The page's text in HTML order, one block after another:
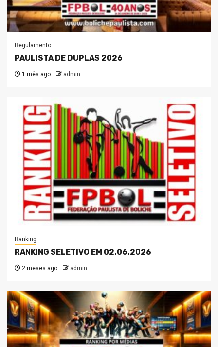
Regulamento
PAULISTA DE DUPLAS 2026
1 mês ago admin
Ranking
RANKING SELETIVO EM 02.06.2026
2 meses ago admin